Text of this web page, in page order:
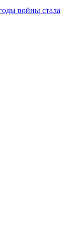
войны стала